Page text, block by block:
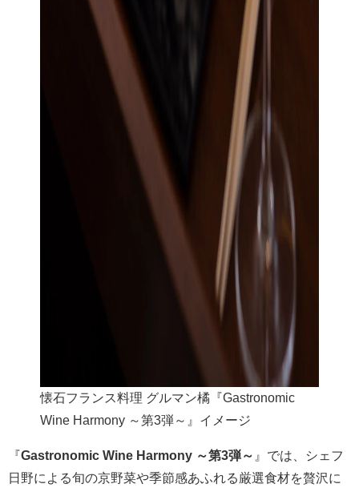
懐石フランス料理 グルマン橘『Gastronomic
Wine Harmony ～第3弾～』イメージ
『Gastronomic Wine Harmony ～第3弾～ 』では、シェフ
日野による旬の京野菜や季節感あふれる厳選食材を贅沢に